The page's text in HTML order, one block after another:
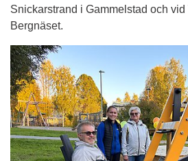
Snickarstrand i Gammelstad och vid
Bergnäset.